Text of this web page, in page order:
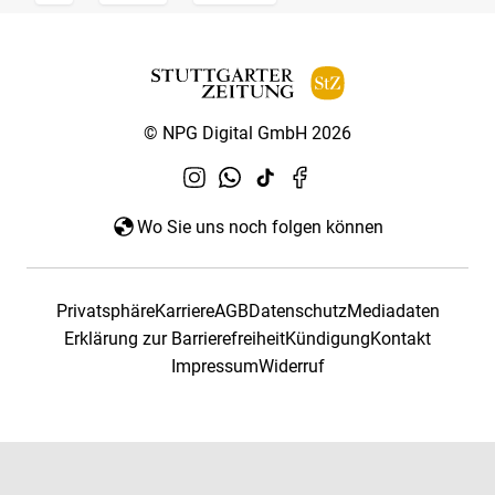
© NPG Digital GmbH 2026
Wo Sie uns noch folgen können
PrivatsphäreKarriereAGBDatenschutzMediadaten
Erklärung zur BarrierefreiheitKündigungKontakt
ImpressumWiderruf